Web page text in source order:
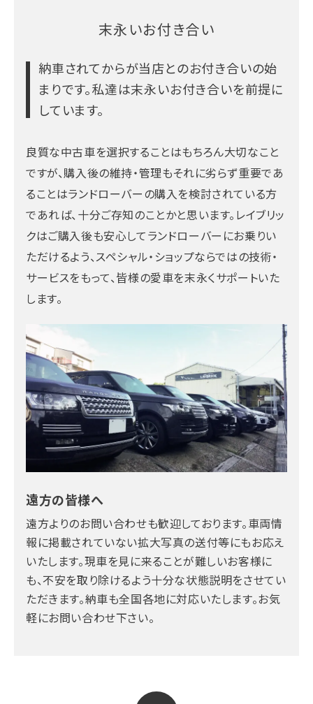
末永いお付き合い
納車されてからが当店とのお付き合いの始
まりです。私達は末永いお付き合いを前提に
しています。
良質な中古車を選択することはもちろん大切なこと
ですが、購入後の維持・管理もそれに劣らず重要であ
ることはランドローバーの購入を検討されている方
であれば、十分ご存知のことかと思います。レイブリッ
クはご購入後も安心してランドローバーにお乗りい
ただけるよう、スペシャル・ショップならではの技術・
サービスをもって、皆様の愛車を末永くサポートいた
します。
遠方の皆様へ
遠方よりのお問い合わせも歓迎しております。車両情
報に掲載されていない拡大写真の送付等にもお応え
いたします。現車を見に来ることが難しいお客様に
も、不安を取り除けるよう十分な状態説明をさせてい
ただきます。納車も全国各地に対応いたします。お気
軽にお問い合わせ下さい。